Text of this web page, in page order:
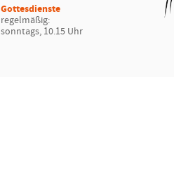
Gottesdienste
regelmäßig:
sonntags, 10.15 Uhr